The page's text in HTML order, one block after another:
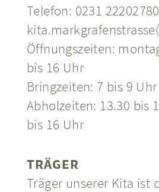
Telefon: 0231 22202780
Öffnungszeiten:
bis 16 Uhr
Bringzeiten: 7 bis 9 Uhr
Abholzeiten: 13.30 bis
bis 16 Uhr
TRÄGER
Träger unserer Kita ist